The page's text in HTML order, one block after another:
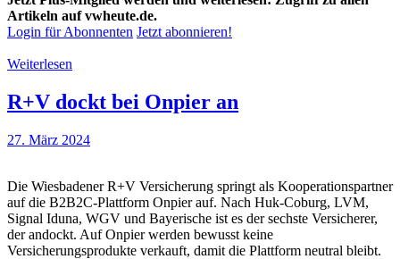
Artikeln auf vwheute.de.
Login für Abonnenten Jetzt abonnieren!
Weiterlesen
R+V dockt bei Onpier an
27. März 2024
Die Wiesbadener R+V Versicherung springt als Kooperationspartner
auf die B2B2C-Plattform Onpier auf. Nach Huk-Coburg, LVM,
Signal Iduna, WGV und Bayerische ist es der sechste Versicherer,
der andockt. Auf Onpier werden bewusst keine
Versicherungsprodukte verkauft, damit die Plattform neutral bleibt.